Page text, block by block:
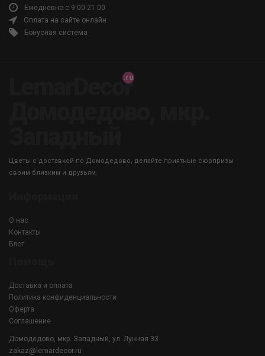
Ежедневно с 9:00-21:00
Оплата на сайте онлайн
Бонусная система
LemarDecor
Цветы с доставкой по Домодедово, делайте приятные сюрпризы
своим близким и друзьям.
О нас
Контакты
Блог
Доставка и оплата
Политика конфиденциальности
Оферта
Соглашение
Домодедово, мкр. Западный, ул. Лунная 33
zakaz@lemardecor.ru